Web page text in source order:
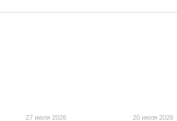
27 июля 2026 20 июля 2026